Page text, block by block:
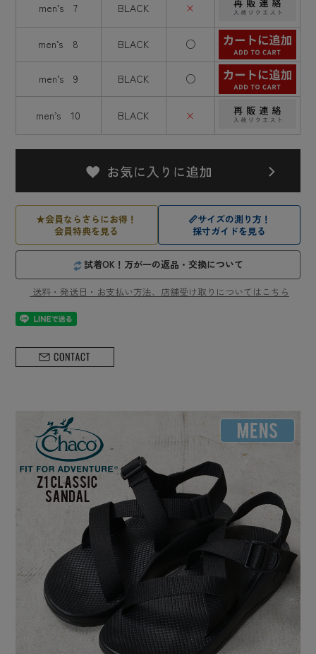
men’s 7 BLACK ×
men’s 8 BLACK ○
men’s 9 BLACK ○
men’s 10 BLACK ×
★会員ならさらにお得！
会員特典を見る
📏サイズの測り方！
採寸ガイドを見る
試着OK！万が一の返品・交換について
送料・発送日・お支払い方法、店舗受け取りについてはこちら